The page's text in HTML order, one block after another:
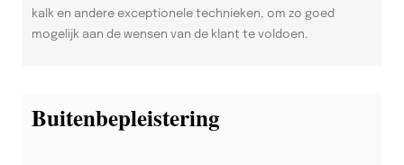
kalk en andere exceptionele technieken, om zo goed
mogelijk aan de wensen van de klant te voldoen.
Buitenbepleistering